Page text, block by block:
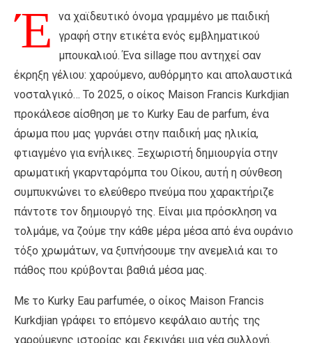
Έ
να χαϊδευτικό όνομα γραμμένο με παιδική
γραφή στην ετικέτα ενός εμβληματικού
μπουκαλιού. Ένα sillage που αντηχεί σαν
έκρηξη γέλιου: χαρούμενο, αυθόρμητο και απολαυστικά
νοσταλγικό… Το 2025, ο οίκος Maison Francis Kurkdjian
προκάλεσε αίσθηση με το Kurky Eau de parfum, ένα
άρωμα που μας γυρνάει στην παιδική μας ηλικία,
φτιαγμένο για ενήλικες. Ξεχωριστή δημιουργία στην
αρωματική γκαρνταρόμπα του Οίκου, αυτή η σύνθεση
συμπυκνώνει το ελεύθερο πνεύμα που χαρακτήριζε
πάντοτε τον δημιουργό της. Είναι μια πρόσκληση να
τολμάμε, να ζούμε την κάθε μέρα μέσα από ένα ουράνιο
τόξο χρωμάτων, να ξυπνήσουμε την ανεμελιά και το
πάθος που κρύβονται βαθιά μέσα μας.
Με το Kurky Eau parfumée, ο οίκος Maison Francis
Kurkdjian γράφει το επόμενο κεφάλαιο αυτής της
χαρούμενης ιστορίας και ξεκινάει μια νέα συλλογή.